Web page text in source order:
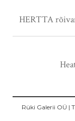
HERTTA
Rüki Galerii OÜ |